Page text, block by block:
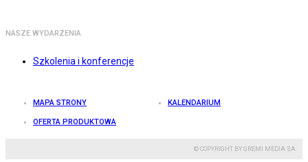
NASZE WYDARZENIA
Szkolenia i konferencje
MAPA STRONY KALENDARIUM
OFERTA PRODUKTOWA
© COPYRIGHT BY GREMI MEDIA SA